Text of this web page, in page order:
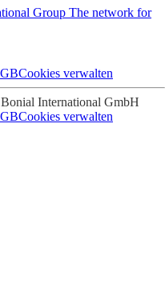
Group The network for
Cookies verwalten
International GmbH
Cookies verwalten